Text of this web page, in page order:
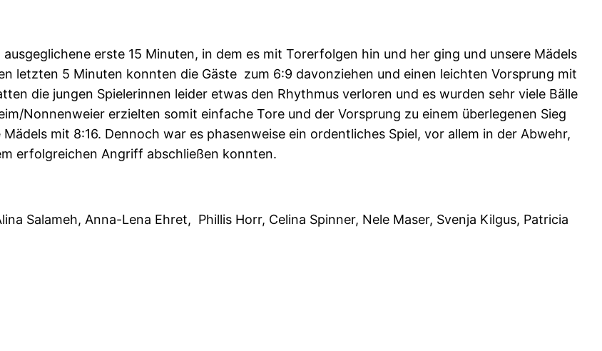
erste 15 Minuten, in dem es mit Torerfolgen hin und her ging und unsere Mädels
letzten 5 Minuten konnten die Gäste zum 6:9 davonziehen und einen leichten Vorsprung mit
die jungen Spielerinnen leider etwas den Rhythmus verloren und es wurden sehr viele Bälle
Nonnenweier erzielten somit einfache Tore und der Vorsprung zu einem überlegenen Sieg
mit 8:16. Dennoch war es phasenweise ein ordentliches Spiel, vor allem in der Abwehr,
erfolgreichen Angriff abschließen konnten.
Salameh, Anna-Lena Ehret, Phillis Horr, Celina Spinner, Nele Maser, Svenja Kilgus, Patricia